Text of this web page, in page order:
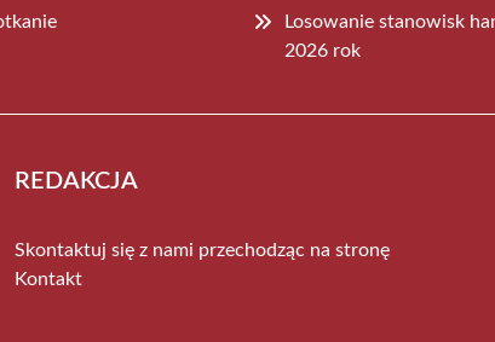
Losowanie stanowisk
2026 rok
REDAKCJA
Skontaktuj się z nami przechodząc na stronę
Kontakt